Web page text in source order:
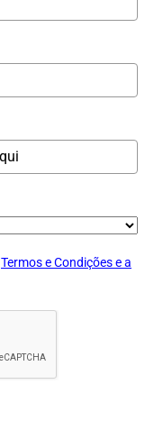
Termos e Condições e a